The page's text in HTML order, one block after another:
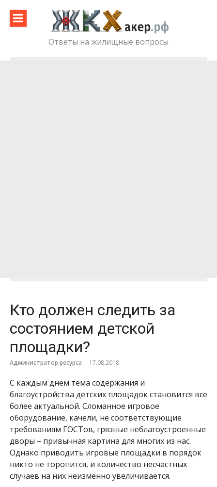
content
Ответы на жилищные вопросы
Кто должен следить за
состоянием детской
площадки?
Администратор ресурса 17.08.2018
С каждым днем тема содержания и
благоустройства детских площадок становится все
более актуальной. Сломанное игровое
оборудование, качели, не соответствующие
требованиям ГОСТов, грязные неблагоустроенные
дворы – привычная картина для многих из нас.
Однако приводить игровые площадки в порядок
никто не торопится, и количество несчастных
случаев на них неизменно увеличивается.